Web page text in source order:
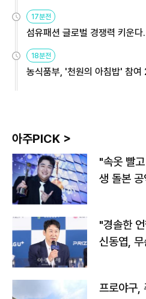
17분전
섬유패션 글로벌 경쟁력 키운
18분전
농식품부, '천원의 아침밥' 참
아주PICK >
"속옷 빨
생 돌본
"경솔한
신동엽,
프로야구,